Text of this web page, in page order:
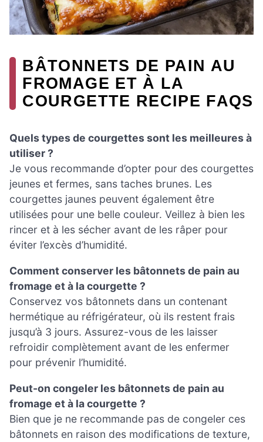
BÂTONNETS DE PAIN AU
FROMAGE ET À LA
COURGETTE RECIPE FAQS
Quels types de courgettes sont les meilleures à
utiliser ?
Je vous recommande d’opter pour des courgettes
jeunes et fermes, sans taches brunes. Les
courgettes jaunes peuvent également être
utilisées pour une belle couleur. Veillez à bien les
rincer et à les sécher avant de les râper pour
éviter l’excès d’humidité.
Comment conserver les bâtonnets de pain au
fromage et à la courgette ?
Conservez vos bâtonnets dans un contenant
hermétique au réfrigérateur, où ils restent frais
jusqu’à 3 jours. Assurez-vous de les laisser
refroidir complètement avant de les enfermer
pour prévenir l’humidité.
Peut-on congeler les bâtonnets de pain au
fromage et à la courgette ?
Bien que je ne recommande pas de congeler ces
bâtonnets en raison des modifications de texture,